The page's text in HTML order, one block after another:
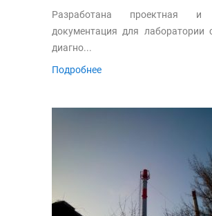
Разработана проектная и
документация для лаборатории
диагно...
Подробнее